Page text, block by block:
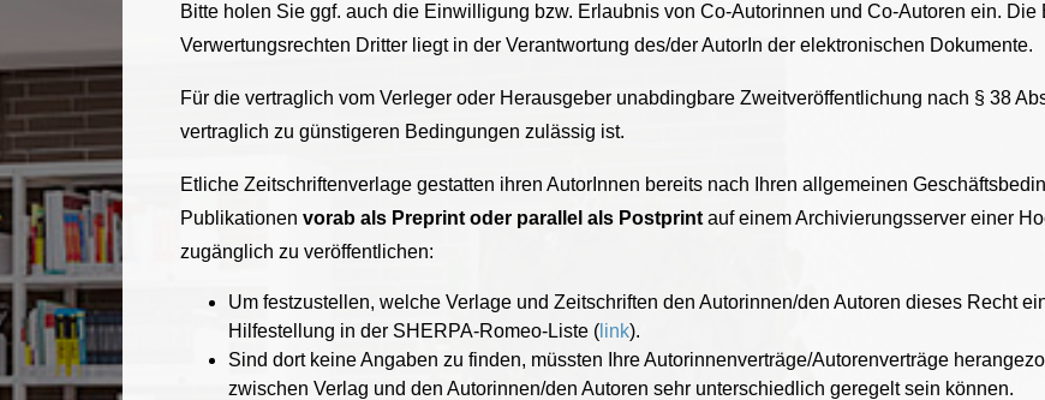
Bitte holen Sie ggf. auch die Einwilligung bzw. Erlaubnis von Co-Autorinnen und Co-Autoren ein. Die
Verwertungsrechten Dritter liegt in der Verantwortung des/der AutorIn der elektronischen Dokumente.
Für die vertraglich vom Verleger oder Herausgeber unabdingbare Zweitveröffentlichung nach § 38
vertraglich zu günstigeren Bedingungen zulässig ist.
Etliche Zeitschriftenverlage gestatten ihren AutorInnen bereits nach Ihren allgemeinen
Publikationen vorab als Preprint oder parallel als Postprint auf einem Archivierungsserver einer
zugänglich zu veröffentlichen:
Um festzustellen, welche Verlage und Zeitschriften den Autorinnen/den Autoren dieses Recht
Hilfestellung in der SHERPA-Romeo-Liste ( link).
Sind dort keine Angaben zu finden, müssten Ihre Autorinnenverträge/Autorenverträge
zwischen Verlag und den Autorinnen/den Autoren sehr unterschiedlich geregelt sein können.